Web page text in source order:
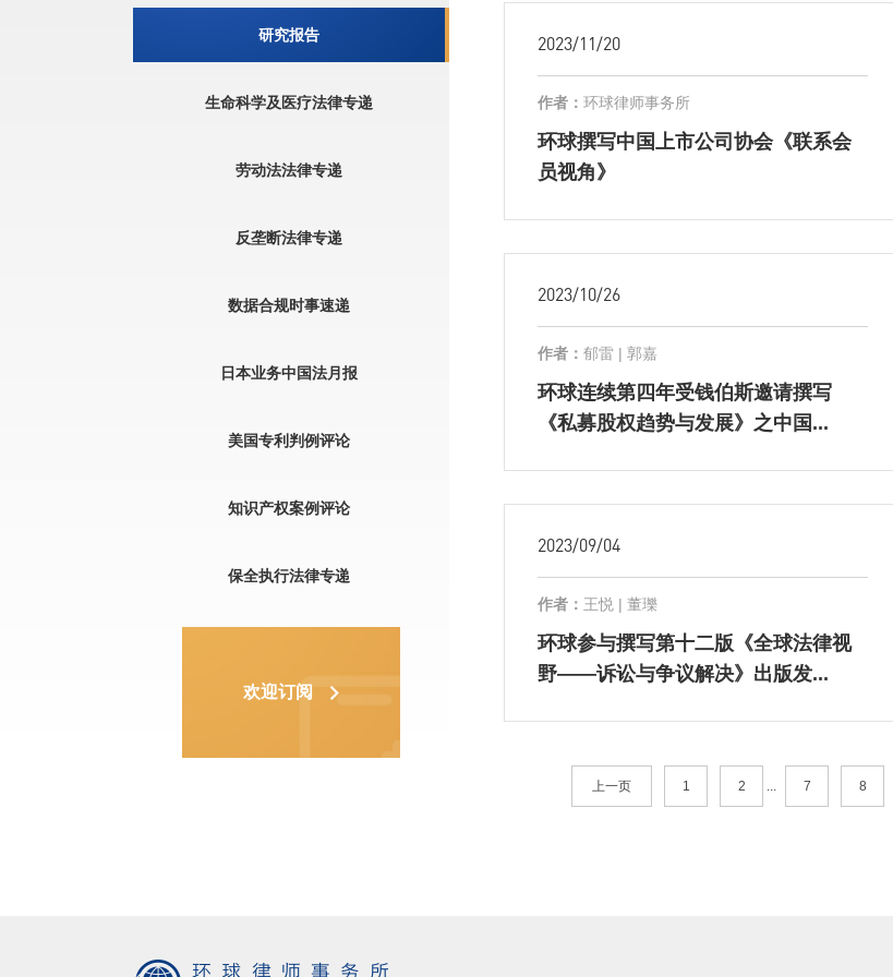
研究报告
生命科学及医疗法律专递
劳动法法律专递
反垄断法律专递
数据合规时事速递
日本业务中国法月报
美国专利判例评论
知识产权案例评论
保全执行法律专递
欢迎订阅
2023/11/20
作者： 环球律师事务所
环球撰写中国上市公司协会《联系会
员视角》
2023/10/26
作者： 郁雷 | 郭嘉
环球连续第四年受钱伯斯邀请撰写
《私募股权趋势与发展》之中国...
2023/09/04
作者： 王悦 | 董瓅
环球参与撰写第十二版《全球法律视
野——诉讼与争议解决》出版发...
上一页 1 2 ... 7 8